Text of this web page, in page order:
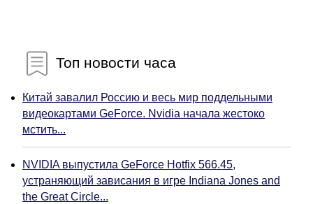
Топ новости часа
Китай завалил Россию и весь мир поддельными
видеокартами GeForce. Nvidia начала жестоко
мстить...
NVIDIA выпустила GeForce Hotfix 566.45,
устраняющий зависания в игре Indiana Jones and
the Great Circle...